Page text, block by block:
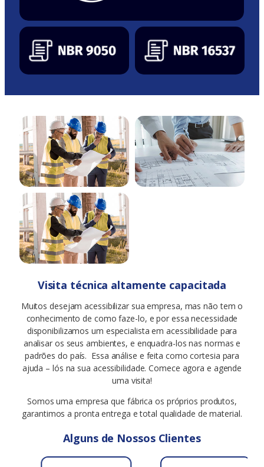
Visita técnica altamente capacitada
Muitos desejam acessibilizar sua empresa, mas não tem o
conhecimento de como faze-lo, e por essa necessidade
disponibilizamos um especialista em acessibilidade para
analisar os seus ambientes, e enquadra-los nas normas e
padrões do país. Essa análise e feita como cortesia para
ajuda – lós na sua acessibilidade. Comece agora e agende
uma visita!
Somos uma empresa que fábrica os próprios produtos,
garantimos a pronta entrega e total qualidade de material.
Alguns de Nossos Clientes